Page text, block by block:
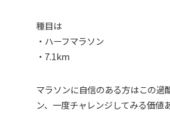
種目は
・ハーフマラソン
・7.1km
マラソンに自信のある方はこの過
ン、一度チャレンジしてみる価値